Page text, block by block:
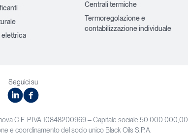
elettrica
Centrali termiche
Termoregolazione e
contabilizzazione individuale
Seguici su
linkedinfacebook
C.F. P.IVA 10848200969 – Capitale sociale 50.000.000,00
e coordinamento del socio unico Black Oils S.P.A.